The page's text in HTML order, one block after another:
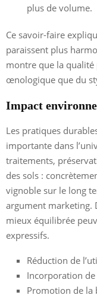
plus de volume.
Ce savoir-faire
paraissent plus
montre que la qualité
œnologique que du
Impact
Les pratiques
importante dans
traitements,
des sols :
vignoble sur le long
argument marketing.
mieux équilibrée
expressifs.
Réduction de
Incorporation
Promotion de la